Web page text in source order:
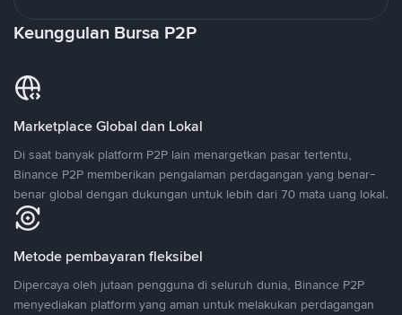
Keunggulan Bursa P2P
Marketplace Global dan Lokal
Di saat banyak platform P2P lain menargetkan pasar tertentu,
Binance P2P memberikan pengalaman perdagangan yang benar-
benar global dengan dukungan untuk lebih dari 70 mata uang lokal.
Metode pembayaran fleksibel
Dipercaya oleh jutaan pengguna di seluruh dunia, Binance P2P
menyediakan platform yang aman untuk melakukan perdagangan